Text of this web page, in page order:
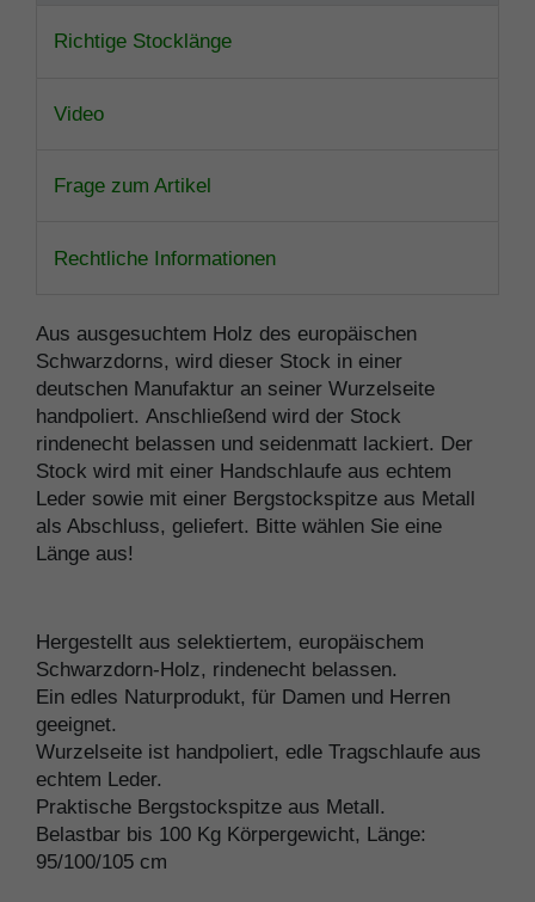
Richtige Stocklänge
Video
Frage zum Artikel
Rechtliche Informationen
Aus ausgesuchtem Holz des europäischen
Schwarzdorns, wird dieser Stock in einer
deutschen Manufaktur an seiner Wurzelseite
handpoliert. Anschließend wird der Stock
rindenecht belassen und seidenmatt lackiert. Der
Stock wird mit einer Handschlaufe aus echtem
Leder sowie mit einer Bergstockspitze aus Metall
als Abschluss, geliefert. Bitte wählen Sie eine
Länge aus!
Hergestellt aus selektiertem, europäischem
Schwarzdorn-Holz, rindenecht belassen.
Ein edles Naturprodukt, für Damen und Herren
geeignet.
Wurzelseite ist handpoliert, edle Tragschlaufe aus
echtem Leder.
Praktische Bergstockspitze aus Metall.
Belastbar bis 100 Kg Körpergewicht, Länge:
95/100/105 cm